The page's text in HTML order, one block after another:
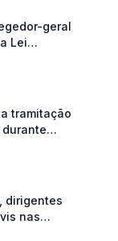
geral
Lei
tramitação
dirigentes
nas